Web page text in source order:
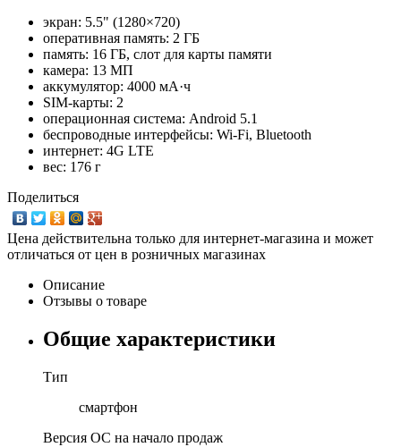
экран: 5.5" (1280×720)
оперативная память: 2 ГБ
память: 16 ГБ, слот для карты памяти
камера: 13 МП
аккумулятор: 4000 мА·ч
SIM-карты: 2
операционная система: Android 5.1
беспроводные интерфейсы: Wi-Fi, Bluetooth
интернет: 4G LTE
вес: 176 г
Поделиться
Цена действительна только для интернет-магазина и может
отличаться от цен в розничных магазинах
Описание
Отзывы о товаре
Общие характеристики
Тип
смартфон
Версия ОС на начало продаж